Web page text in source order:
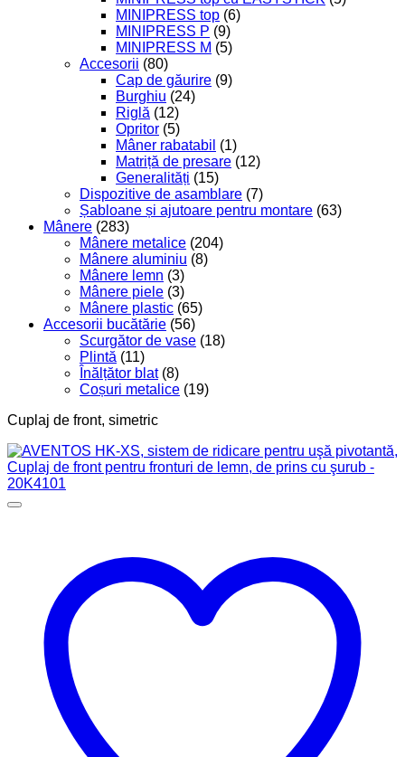
MINIPRESS top (6)
MINIPRESS P (9)
MINIPRESS M (5)
Accesorii (80)
Cap de găurire (9)
Burghiu (24)
Riglă (12)
Opritor (5)
Mâner rabatabil (1)
Matriță de presare (12)
Generalități (15)
Dispozitive de asamblare (7)
Șabloane și ajutoare pentru montare (63)
Mânere (283)
Mânere metalice (204)
Mânere aluminiu (8)
Mânere lemn (3)
Mânere piele (3)
Mânere plastic (65)
Accesorii bucătărie (56)
Scurgător de vase (18)
Plintă (11)
Înălțător blat (8)
Coșuri metalice (19)
Cuplaj de front, simetric